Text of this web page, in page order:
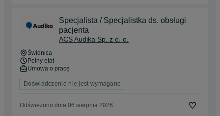
Specjalista / Specjalistka ds. obsługi
pacjenta
ACS Audika Sp. z o. o.
Świdnica
Pełny etat
Umowa o pracę
Doświadczenie nie jest wymagane
Odświeżono dnia 06 sierpnia 2026